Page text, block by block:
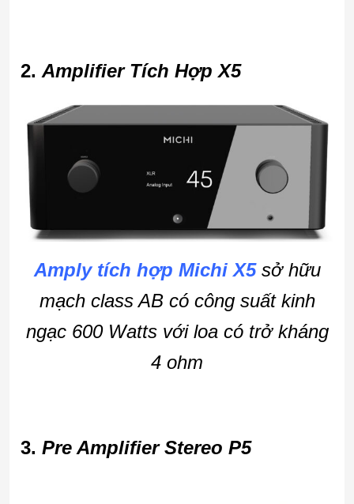
2.Amplifier Tích Hợp X5
Amply tích hợp Michi X5sở hữu
mạch class AB có công suất kinh
ngạc 600 Watts với loa có trở kháng
4 ohm
3. Pre Amplifier Stereo P5